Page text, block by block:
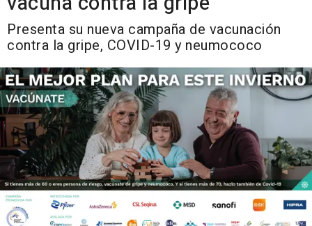
Presenta su nueva campaña de vacunación
contra la gripe, COVID-19 y neumococo